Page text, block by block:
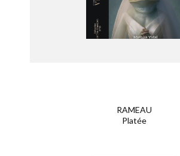
RAMEAU
Platée